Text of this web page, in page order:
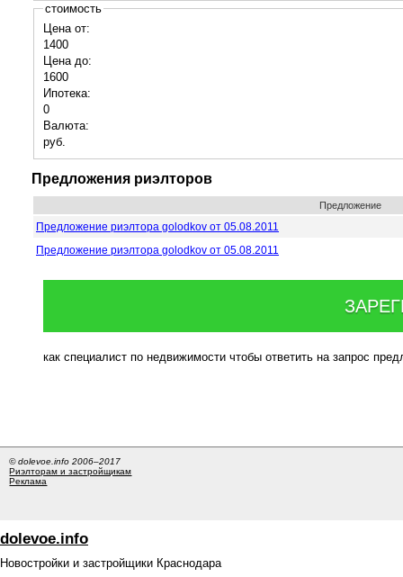
стоимость
Цена от:
1400
Цена до:
1600
Ипотека:
0
Валюта:
руб.
Предложения риэлторов
Предложение
Предложение риэлтора golodkov от 05.08.2011
Предложение риэлтора golodkov от 05.08.2011
как специалист по недвижимости чтобы ответить на запрос
© dolevoe.info 2006–2017
Риэлторам и застройщикам
Реклама
dolevoe.info
Новостройки и застройщики Краснодара